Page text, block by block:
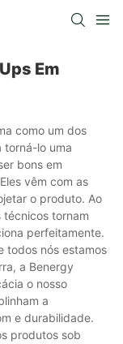
Em
como um dos
torná-lo uma
bons em
vêm com as
o produto. Ao
técnicos tornam
perfeitamente.
todos nós estamos
a Benergy
o nosso
a
e durabilidade.
produtos sob